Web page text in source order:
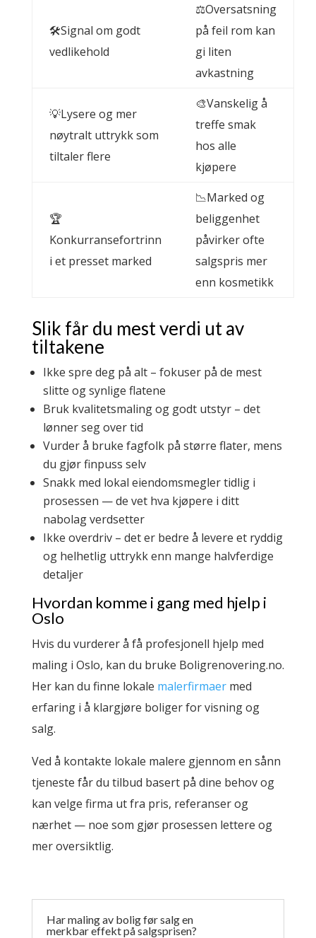
🛠️Signal om godt
vedlikehold
⚖️Oversatsning
på feil rom kan
gi liten
avkastning
💡Lysere og mer
nøytralt uttrykk som
tiltaler flere
🎨Vanskelig å
treffe smak
hos alle
kjøpere
🏆
Konkurransefortrinn
i et presset marked
📉Marked og
beliggenhet
påvirker ofte
salgspris mer
enn kosmetikk
Slik får du mest verdi ut av
tiltakene
Ikke spre deg på alt – fokuser på de mest
slitte og synlige flatene
Bruk kvalitetsmaling og godt utstyr – det
lønner seg over tid
Vurder å bruke fagfolk på større flater, mens
du gjør finpuss selv
Snakk med lokal eiendomsmegler tidlig i
prosessen — de vet hva kjøpere i ditt
nabolag verdsetter
Ikke overdriv – det er bedre å levere et ryddig
og helhetlig uttrykk enn mange halvferdige
detaljer
Hvordan komme i gang med hjelp i
Oslo
Hvis du vurderer å få profesjonell hjelp med
maling i Oslo, kan du bruke Boligrenovering.no.
Her kan du finne lokale malerfirmaermed
erfaring i å klargjøre boliger for visning og
salg.
Ved å kontakte lokale malere gjennom en sånn
tjeneste får du tilbud basert på dine behov og
kan velge firma ut fra pris, referanser og
nærhet — noe som gjør prosessen lettere og
mer oversiktlig.
Har maling av bolig før salg en
merkbar effekt på salgsprisen?